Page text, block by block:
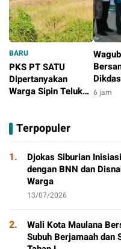
BARU
PKS PT SATU
Dipertanyakan
Warga Sipin Teluk
Sorotan
6 jam
Terpopuler
1.
Djokas Siburian
dengan BNN dan
Warga
13/07/2026
2.
Wali Kota Maulana
Subuh Berjamaah dan